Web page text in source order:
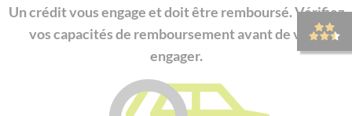
Un crédit vous engage et doit être remboursé. Vérifiez
vos capacités de remboursement avant de vous
engager.